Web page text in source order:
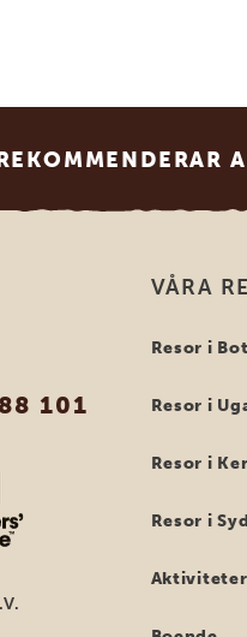
101
VÅRA
Resor i
Resor i
Resor i
Resor i
Aktiviteter